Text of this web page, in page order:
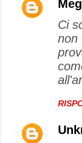
Ci
non